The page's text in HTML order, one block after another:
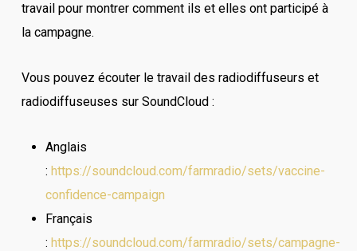
travail pour montrer comment ils et elles ont participé à
la campagne.
Vous pouvez écouter le travail des radiodiffuseurs et
radiodiffuseuses sur SoundCloud :
Anglais
: https://soundcloud.com/farmradio/sets/vaccine-
confidence-campaign
Français
: https://soundcloud.com/farmradio/sets/campagne-